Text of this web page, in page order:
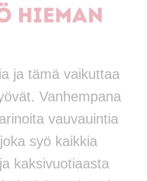
hieman
​​ja tämä vaikuttaa
Vanhempana
vauvauintia
syö kaikkia
kaksivuotiaasta